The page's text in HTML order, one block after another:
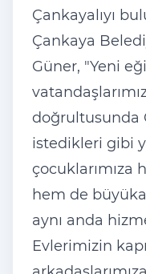
Çankayalıyı
Çankaya
Güner, "Yeni
doğrultusunda
istedikleri gibi
çocuklarımıza
hem de
aynı anda
Evlerimizin